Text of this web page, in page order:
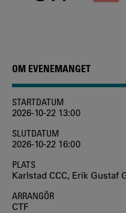
OM EVENEMANGET
STARTDATUM
2026-10-22 13:00
SLUTDATUM
2026-10-22 16:00
PLATS
Karlstad CCC, Erik Gustaf
ARRANGÖR
CTF